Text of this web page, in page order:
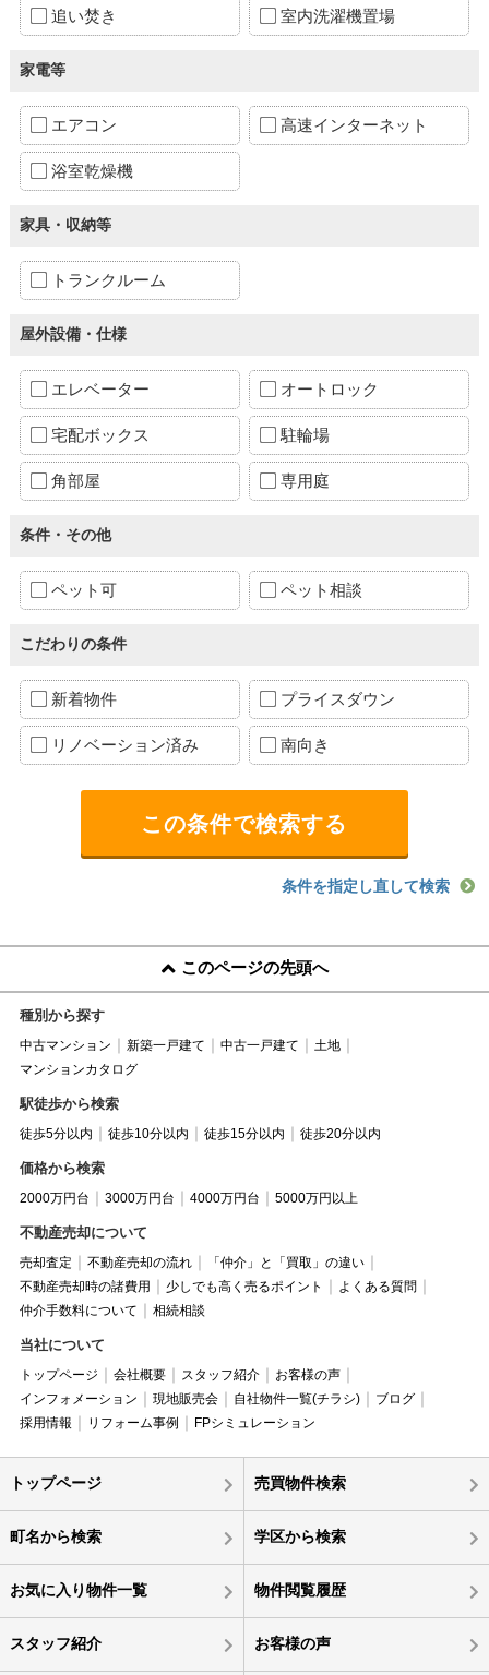
追い焚き 室内洗濯機置場
家電等
エアコン 高速インターネット
浴室乾燥機
家具・収納等
トランクルーム
屋外設備・仕様
エレベーター オートロック
宅配ボックス 駐輪場
角部屋 専用庭
条件・その他
ペット可 ペット相談
こだわりの条件
新着物件 プライスダウン
リノベーション済み 南向き
条件を指定し直して検索
このページの先頭へ
種別から探す
中古マンション 新築一戸建て 中古一戸建て
土地
マンションカタログ
駅徒歩から検索
徒歩5分以内 徒歩10分以内 徒歩15分以内 徒歩20分以内
価格から検索
2000万円台 3000万円台 4000万円台 5000万円以上
不動産売却について
売却査定 不動産売却の流れ
「仲介」と「買取」の違い
不動産売却時の諸費用
少しでも高く売るポイント
よくある質問
仲介手数料について
相続相談
当社について
トップページ 会社概要 スタッフ紹介
お客様の声
インフォメーション
現地販売会 自社物件一覧(チラシ)
ブログ
採用情報
リフォーム事例 FPシミュレーション
トップページ 売買物件検索
町名から検索 学区から検索
お気に入り物件一覧 物件閲覧履歴
スタッフ紹介 お客様の声